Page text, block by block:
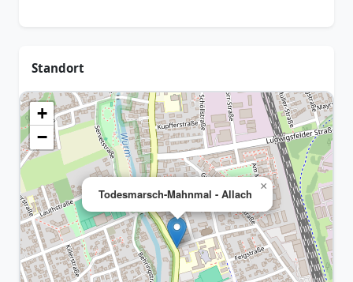
Standort
Todesmarsch-Mahnmal - Allach
×
+
−